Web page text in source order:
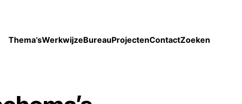
Thema’sWerkwijzeBureauProjectenContactZoeken